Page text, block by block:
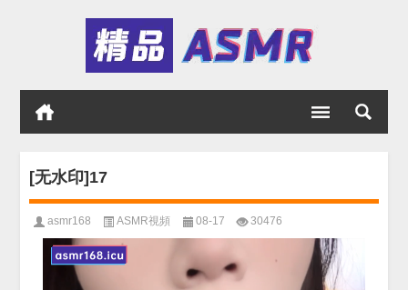
[无水印]17
asmr168 ASMR視頻 08-17 30476